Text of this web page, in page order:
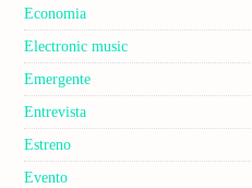
Economia
Electronic music
Emergente
Entrevista
Estreno
Evento